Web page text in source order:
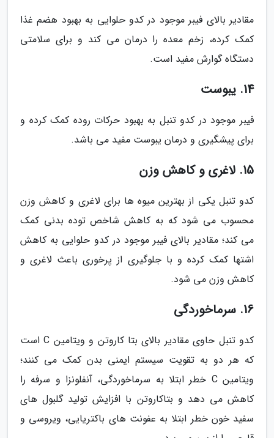
مقادیر بالای فیبر موجود در کدو حلوایی به بهبود هضم غذا
کمک کرده، زخم معده را درمان می کند و برای سلامتی
دستگاه گوارش مفید است.
14. یبوست
فیبر موجود در کدو تنبل به بهبود حرکات روده کمک کرده و
برای پیشگیری و درمان یبوست مفید می باشد.
15. لاغری و کاهش وزن
کدو تنبل یکی از بهترین میوه ها برای لاغری و کاهش وزن
محسوب می شود که به کاهش شاخص توده بدنی کمک
می کند؛ مقادیر بالای فیبر موجود در کدو حلوایی به کاهش
اشتها کمک کرده و با جلوگیری از پرخوری باعث لاغری و
کاهش وزن می شود.
16. سرماخوردگی
کدو تنبل حاوی مقادیر بالای بتا کاروتن و ویتامین C است
که هر دو به تقویت سیستم ایمنی بدن کمک می کنند؛
ویتامین C خطر ابتلا به سرماخوردگی، آنفلونزا و سرفه را
کاهش می دهد و بتاکاروتن با افزایش تولید گلبول های
سفید خون خطر ابتلا به عفونت های باکتریایی، ویروسی و